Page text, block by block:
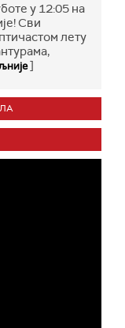
у 12:05 на
Сви
лету
]